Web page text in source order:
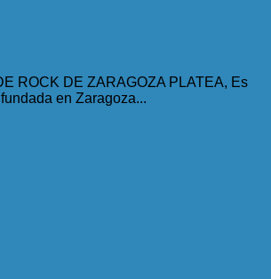
ROCK DE ZARAGOZA PLATEA, Es
en Zaragoza...